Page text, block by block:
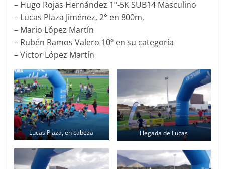
– Hugo Rojas Hernández 1º-5K SUB14 Masculino
– Lucas Plaza Jiménez, 2° en 800m,
– Mario López Martín
– Rubén Ramos Valero 10º en su categoría
– Victor López Martín
Lucas Plaza, en cabeza Llegada de Lucas